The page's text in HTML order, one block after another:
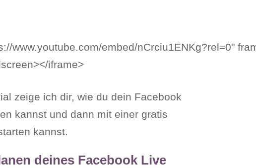
www.youtube.com/embed/nCrciu1ENKg?rel=0"
iframe>
zeige ich dir, wie du dein Facebook
kannst und dann mit einer gratis
kannst.
deines Facebook Live